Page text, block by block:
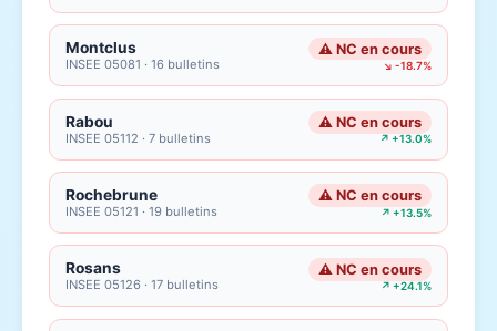
Montclus
INSEE 05081 · 16 bulletins
⚠ NC en cours
↘ -18.7%
Rabou
INSEE 05112 · 7 bulletins
⚠ NC en cours
↗ +13.0%
Rochebrune
INSEE 05121 · 19 bulletins
⚠ NC en cours
↗ +13.5%
Rosans
INSEE 05126 · 17 bulletins
⚠ NC en cours
↗ +24.1%